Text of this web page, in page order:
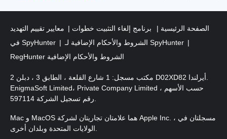
الصفحة الرئيسية برنامج إلغاء التثبيت خطوات
معايير تقييم التهديد
في SpyHunter
الشروط والأحكام الإضافية لـ SpyHunter
RegHunter الشروط والأحكام الإضافية
EnigmaSoft Limited، Private Company Limited حسب الأسهم ،
Mac و MacOS هما علامتان تجاريتان لشركة Apple Inc. ، مسجلتان في